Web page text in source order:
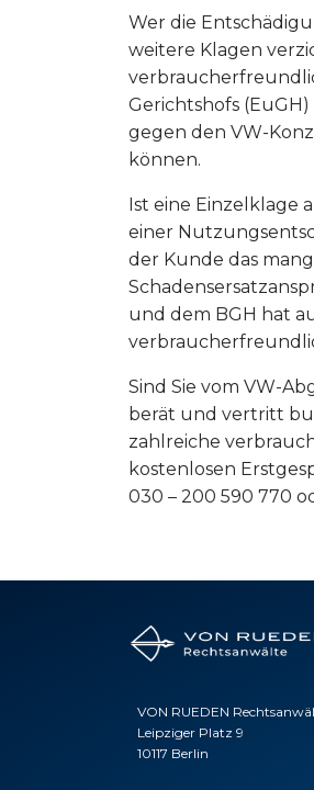
Wer die
weitere Klagen
Gerichtshofs
gegen den VW-
können.
Ist eine Einzelklage
einer
der Kunde das
und dem BGH hat
Sind Sie vom VW-
berät und vertritt
zahlreiche
kostenlosen
030 – 200 590 770
VON RUEDEN
Leipziger Platz 9
10117 Berlin